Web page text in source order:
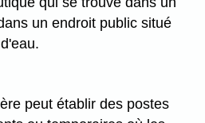
un endroit public situé
peut établir des postes